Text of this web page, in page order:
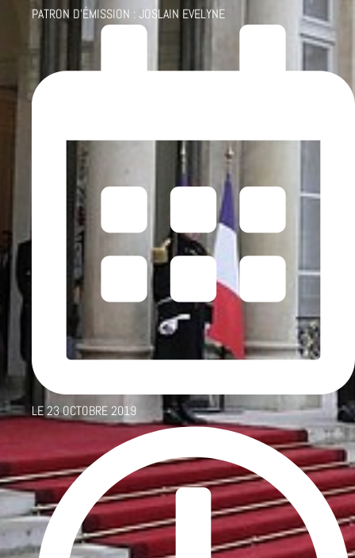
PATRON D'ÉMISSION : JOSLAIN EVELYNE
LE23 OCTOBRE 2019